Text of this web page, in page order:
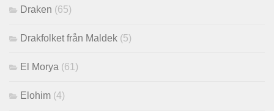
Draken (65)
Drakfolket från Maldek (5)
El Morya (61)
Elohim (4)